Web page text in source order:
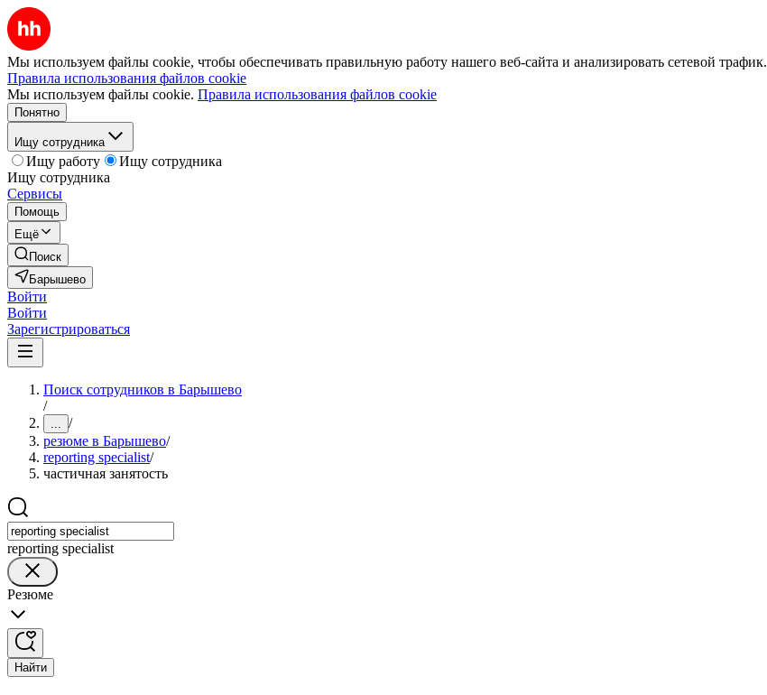
Мы используем файлы cookie, чтобы обеспечивать правильную работу нашего веб-сайта и анализировать сетевой трафик.
Правила использования файлов cookie
Мы используем файлы cookie. Правила использования файлов cookie
Понятно
Ищу сотрудника
Ищу работу
Ищу сотрудника
Ищу сотрудника
Сервисы
Помощь
Ещё
Поиск
Барышево
Войти
Войти
Зарегистрироваться
Поиск сотрудников в Барышево
/
... /
резюме в Барышево/
reporting specialist/
частичная занятость
reporting specialist
Резюме
Найти